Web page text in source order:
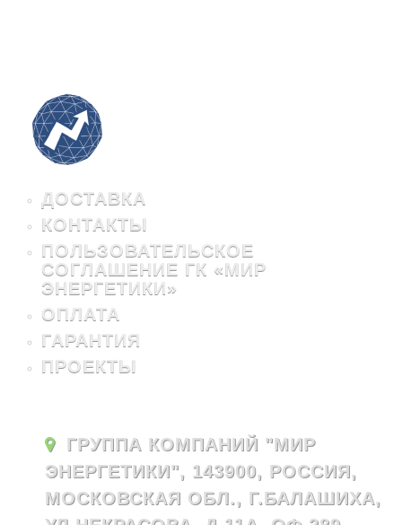
ДОСТАВКА
КОНТАКТЫ
ПОЛЬЗОВАТЕЛЬСКОЕ
СОГЛАШЕНИЕ ГК «МИР
ЭНЕРГЕТИКИ»
ОПЛАТА
ГАРАНТИЯ
ПРОЕКТЫ
ГРУППА КОМПАНИЙ "МИР
ЭНЕРГЕТИКИ", 143900, РОССИЯ,
МОСКОВСКАЯ ОБЛ., Г.БАЛАШИХА,